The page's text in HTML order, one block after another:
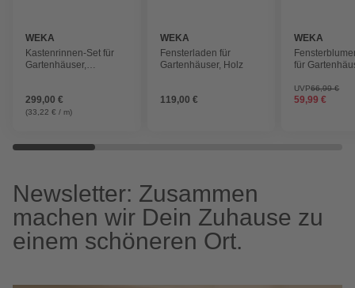
WEKA
Kastenrinnen-Set für
Gartenhäuser,
299,00 €
(33,22 € / m)
WEKA
Fensterladen für
Gartenhäuser, Holz
119,00 €
WEKA
für
UVP66,99 €
59,99 €
Newsletter: Zusammen
machen wir Dein Zuhause zu
einem schöneren Ort.